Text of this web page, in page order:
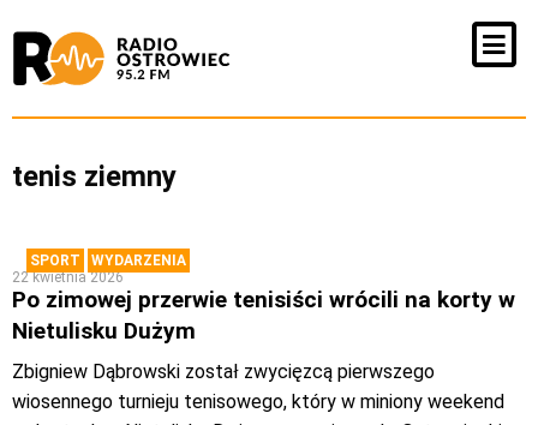
tenis ziemny
SPORT
WYDARZENIA
22 kwietnia 2026
Po zimowej przerwie tenisiści wrócili na korty w
Nietulisku Dużym
Zbigniew Dąbrowski został zwycięzcą pierwszego
wiosennego turnieju tenisowego, który w miniony weekend